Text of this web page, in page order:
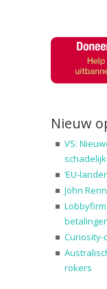
Nieuw
VS:
‘EU-
John
Curiosity-
rokers